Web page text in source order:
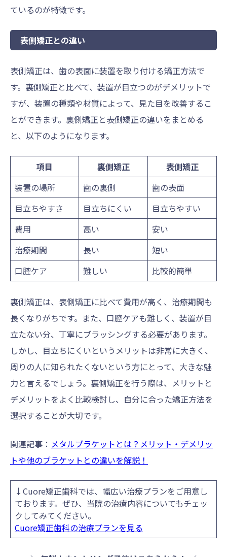
ているのが特徴です。
表側矯正との違い
表側矯正は、歯の表面に装置を取り付ける矯正方法で
す。裏側矯正と比べて、装置が目立つのがデメリットで
すが、装置の種類や材質によって、見た目を改善するこ
とができます。裏側矯正と表側矯正の違いをまとめる
と、以下のようになります。
項目 裏側矯正
表側矯正
装置の場所
歯の裏側
歯の表面
目立ちやすさ
目立ちにくい
目立ちやすい
費用
高い
安い
治療期間
長い
短い
口腔ケア
難しい 比較的簡単
裏側矯正は、表側矯正に比べて費用が高く、治療期間も
長くなりがちです。また、口腔ケアも難しく、装置が目
立たない分、丁寧にブラッシングする必要があります。
しかし、目立ちにくいというメリットは非常に大きく、
周りの人に知られたくないという方にとって、大きな魅
力と言えるでしょう。裏側矯正を行う際は、メリットと
デメリットをよく比較検討し、自分に合った矯正方法を
選択することが大切です。
関連記事： メタルブラケットとは？メリット・デメリッ
トや他のブラケットとの違いを解説！
↓Cuore矯正歯科では、幅広い治療プランをご用意し
ております。ぜひ、当院の治療内容についてもチェッ
クしてみてください。
Cuore矯正歯科の治療プランを見る